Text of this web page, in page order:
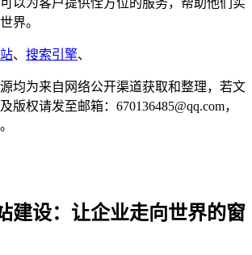
以为客户提供恮方位的服务，帮助他们实
界。
、 搜索引擎、
均为来自网络公开渠道获取和整理，若文
版权请发至邮箱：670136485@qq.com，
建设：让企业走向世界的窗